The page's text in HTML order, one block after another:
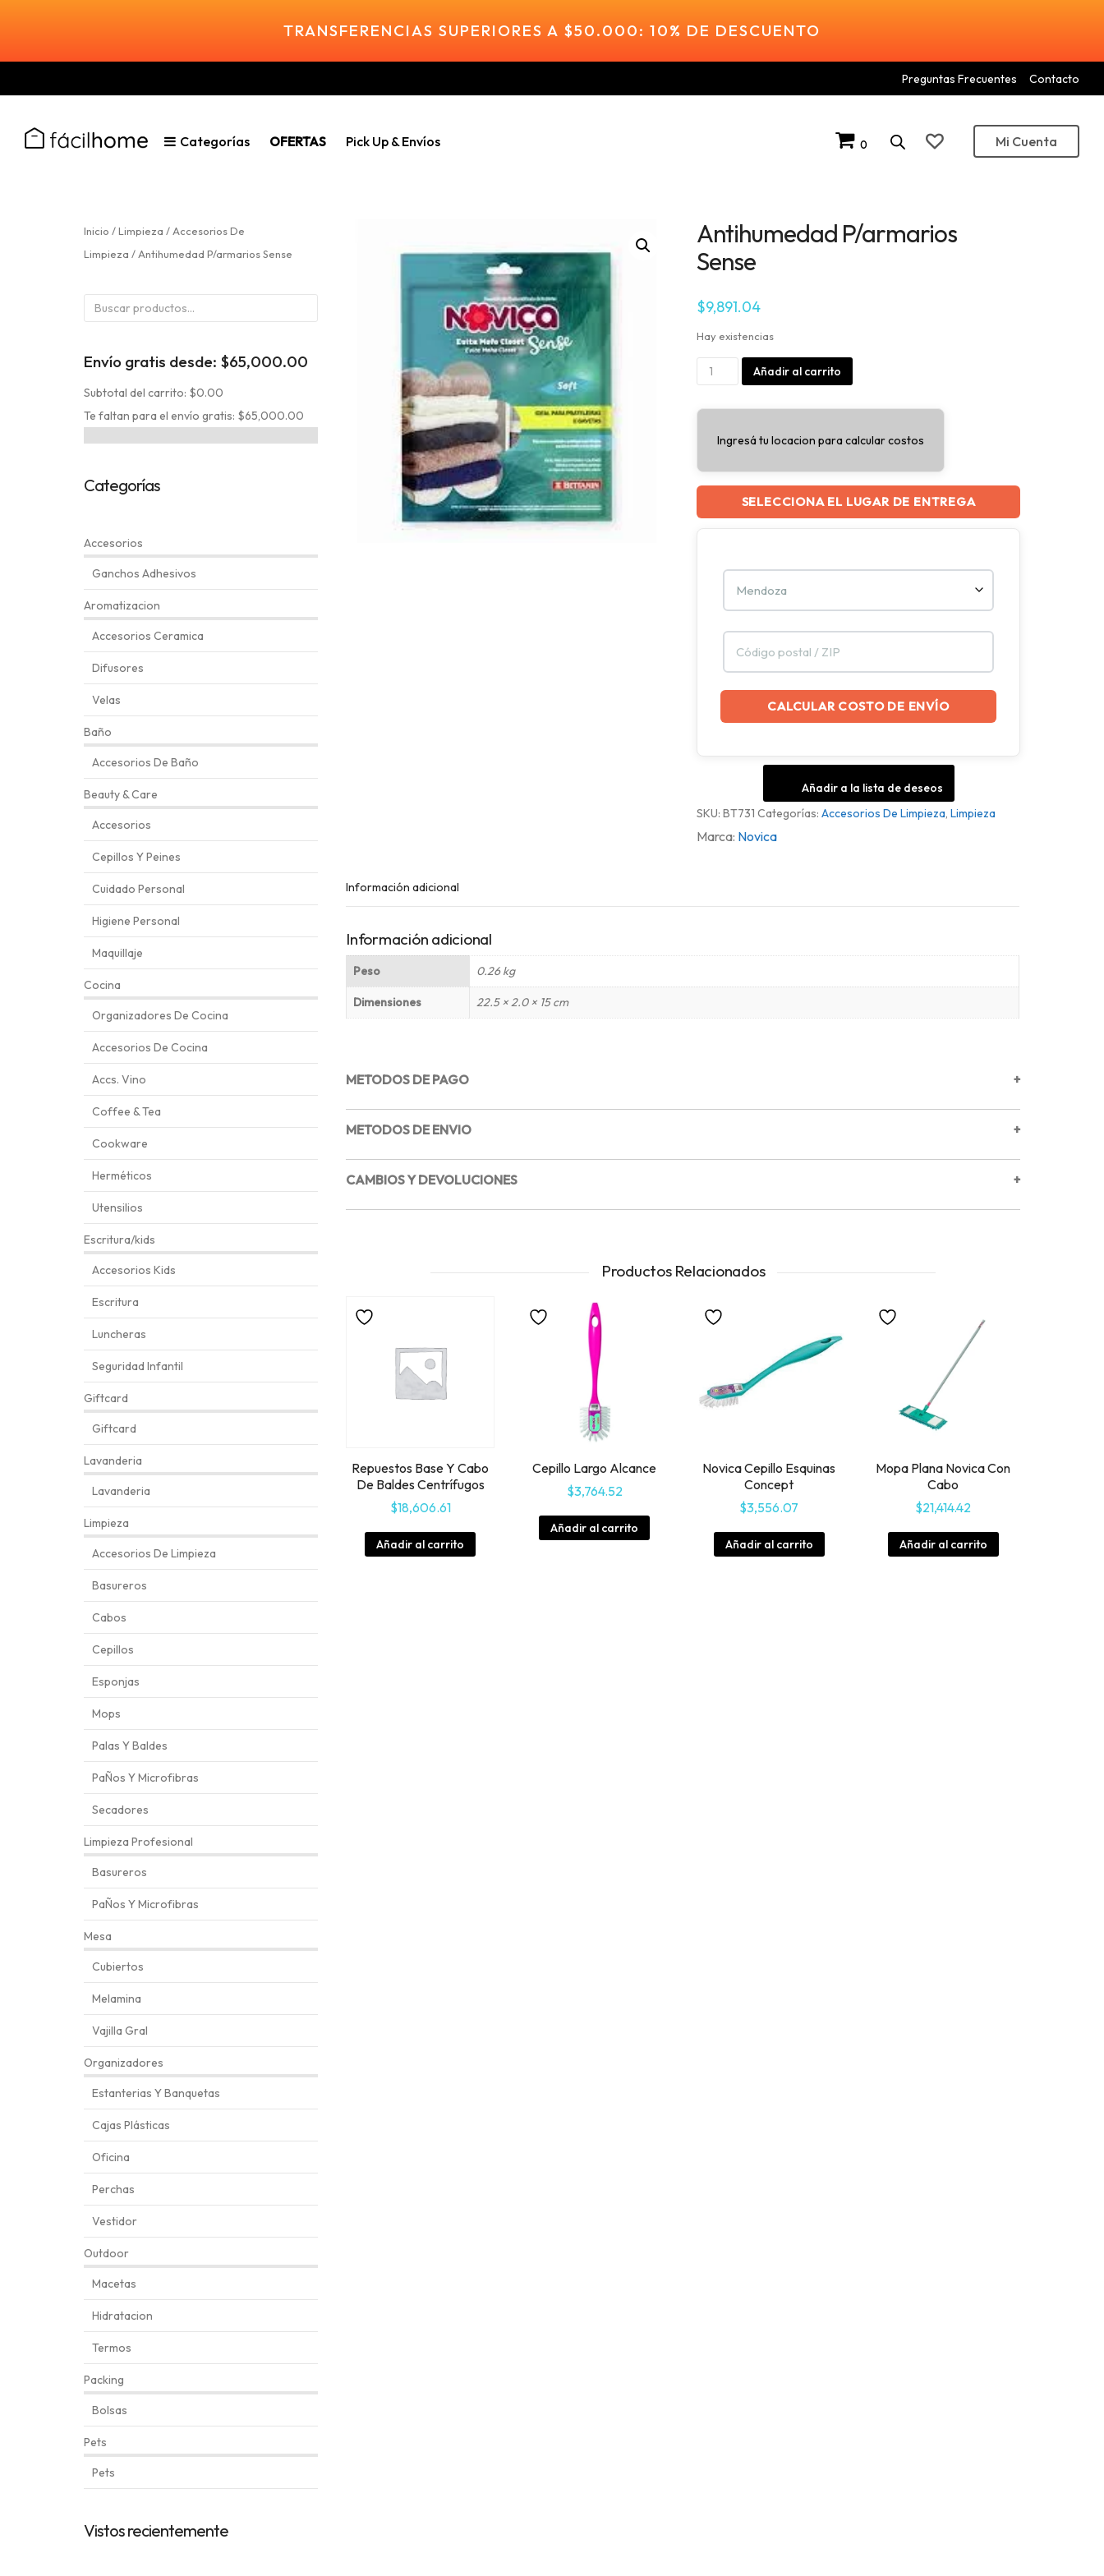
TRANSFERENCIAS SUPERIORES A $50.000: 10% DE DESCUENTO
Preguntas Frecuentes Contacto
Categorías OFERTAS Pick Up & Envíos 0 Mi Cuenta
Antihumedad P/armarios
Sense
$9,891.04
Hay existencias
Antihumedad
Sense
cantidad
Añadir al carrito
Ingresá tu locacion para calcular costos
SELECCIONA EL LUGAR DE ENTREGA
CALCULAR COSTO DE ENVÍO
Añadir a la lista de deseos
SKU:BT731 Categorías:Accesorios De Limpieza,Limpieza
Novica
Información adicional
Información adicional
Peso 0.26 kg
Dimensiones 22.5 × 2.0 × 15 cm
METODOS DE PAGO +
METODOS DE ENVIO +
CAMBIOS Y DEVOLUCIONES +
Productos Relacionados
Repuestos Base Y Cabo
De Baldes Centrífugos
$18,606.61
Añadir al carrito
Cepillo Largo Alcance
$3,764.52
Añadir al carrito
Novica Cepillo Esquinas
Concept
$3,556.07
Añadir al carrito
Mopa Plana Novica Con
Cabo
$21,414.42
Añadir al carrito
Inicio /Limpieza / Accesorios De
Limpieza / Antihumedad P/armarios Sense
Buscar
Envío gratis desde: $65,000.00
Subtotal del carrito: $0.00
Te faltan para el envío gratis: $65,000.00
Categorías
Accesorios
Ganchos Adhesivos
Aromatizacion
Accesorios Ceramica
Difusores
Velas
Baño
Accesorios De Baño
Beauty & Care
Accesorios
Cepillos Y Peines
Cuidado Personal
Higiene Personal
Maquillaje
Cocina
Organizadores De Cocina
Accesorios De Cocina
Accs. Vino
Coffee & Tea
Cookware
Herméticos
Utensilios
Escritura/kids
Accesorios Kids
Escritura
Luncheras
Seguridad Infantil
Giftcard
Giftcard
Lavanderia
Lavanderia
Limpieza
Accesorios De Limpieza
Basureros
Cabos
Cepillos
Esponjas
Mops
Palas Y Baldes
PaÑos Y Microfibras
Secadores
Limpieza Profesional
Basureros
PaÑos Y Microfibras
Mesa
Cubiertos
Melamina
Vajilla Gral
Organizadores
Estanterias Y Banquetas
Cajas Plásticas
Oficina
Perchas
Vestidor
Outdoor
Macetas
Hidratacion
Termos
Packing
Bolsas
Pets
Pets
Hierarchic
Vistos recientemente